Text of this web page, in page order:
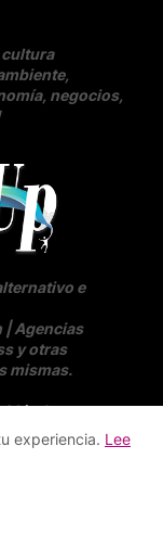
negocios,
e
| Agencias
y otras
mismas.
Méndez
experiencia. Lee